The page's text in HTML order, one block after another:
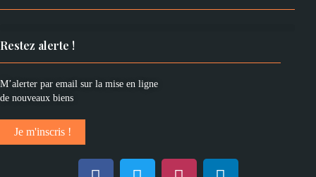
Restez alerte !
M’alerter par email sur la mise en ligne
de nouveaux biens
Je m'inscris !
F
T
I
L